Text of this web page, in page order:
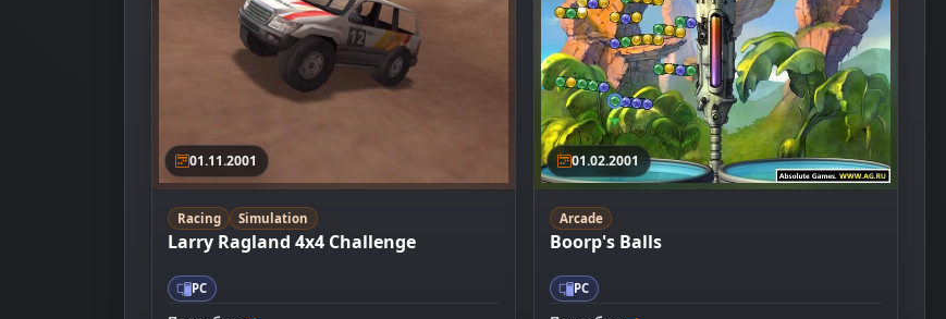
01.11.2001
Racing Simulation
Larry Ragland 4x4 Challenge
PC
01.02.2001
Arcade
Boorp's Balls
PC